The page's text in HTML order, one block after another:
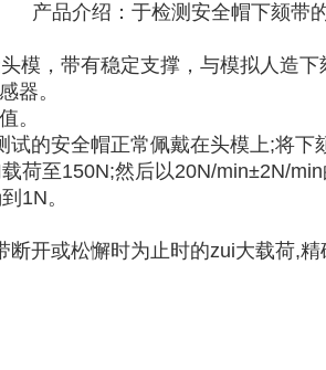
产品介绍：于检测安全帽下颏带
模，带有稳定支撑，与模拟人造下
器。
。
试的安全帽正常佩戴在头模上;将下
荷至150N;然后以20N/min±2N/
1N。
开或松懈时为止时的zui大载荷,精